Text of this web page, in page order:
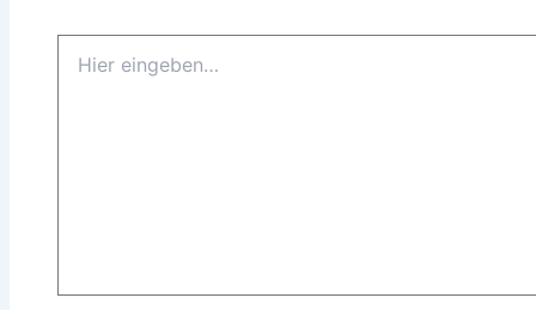
eingeben…